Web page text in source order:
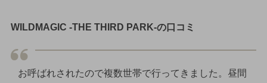
WILDMAGIC -THE THIRD PARK-の口コミ
お呼ばれされたので複数世帯で行ってきました。昼間